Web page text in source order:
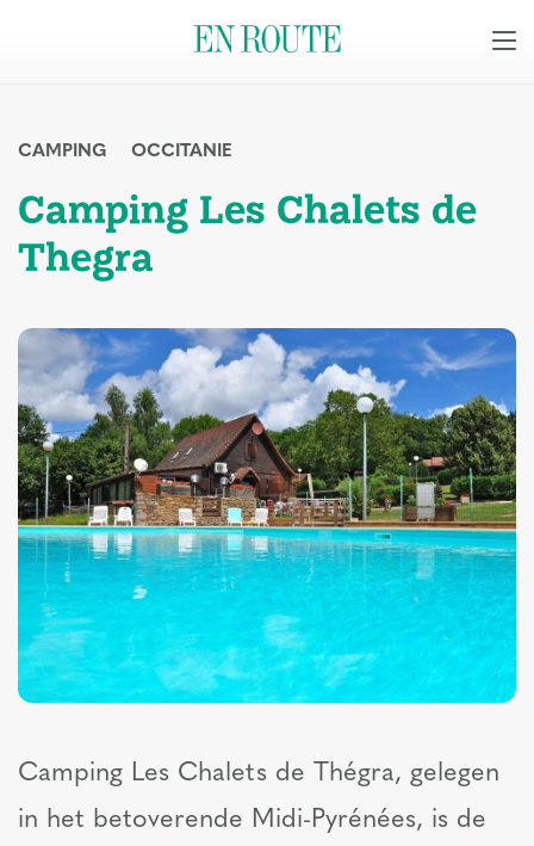
CAMPING OCCITANIE
Camping Les Chalets de
Thegra
Camping Les Chalets de Thégra, gelegen
in het betoverende Midi-Pyrénées, is de